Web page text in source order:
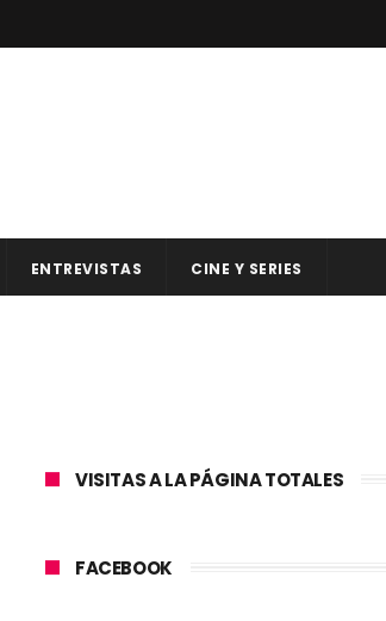
ENTREVISTAS CINE Y SERIES
VISITAS A LA PÁGINA TOTALES
FACEBOOK